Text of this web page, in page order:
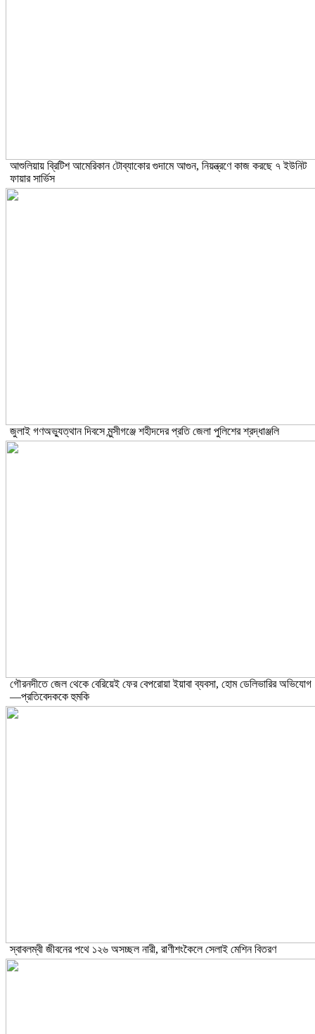
আশুলিয়ায় ব্রিটিশ আমেরিকান টোব্যাকোর গুদামে আগুন, নিয়ন্ত্রণে কাজ করছে ৭ ইউনিট
ফায়ার সার্ভিস
জুলাই গণঅভ্যুত্থান দিবসে মুন্সীগঞ্জে শহীদদের প্রতি জেলা পুলিশের শ্রদ্ধাঞ্জলি
গৌরনদীতে জেল থেকে বেরিয়েই ফের বেপরোয়া ইয়াবা ব্যবসা, হোম ডেলিভারির অভিযোগ
—প্রতিবেদককে হুমকি
স্বাবলম্বী জীবনের পথে ১২৬ অসচ্ছল নারী, রাণীশংকৈলে সেলাই মেশিন বিতরণ